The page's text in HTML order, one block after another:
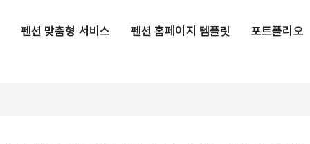
펜션 맞춤형 서비스 펜션 홈페이지 템플릿 포트폴리오